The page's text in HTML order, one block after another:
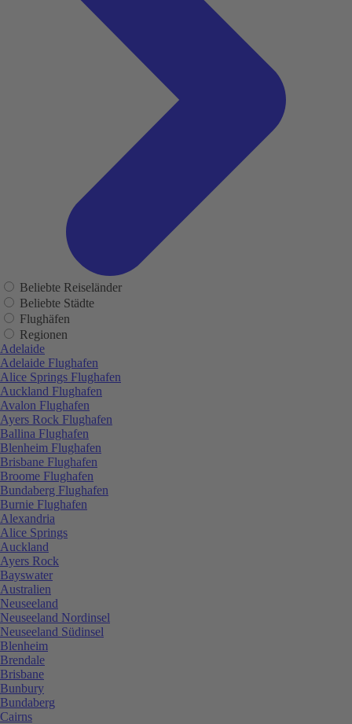
Beliebte Reiseländer
Beliebte Städte
Flughäfen
Regionen
Adelaide
Adelaide Flughafen
Alice Springs Flughafen
Auckland Flughafen
Avalon Flughafen
Ayers Rock Flughafen
Ballina Flughafen
Blenheim Flughafen
Brisbane Flughafen
Broome Flughafen
Bundaberg Flughafen
Burnie Flughafen
Alexandria
Alice Springs
Auckland
Ayers Rock
Bayswater
Australien
Neuseeland
Neuseeland Nordinsel
Neuseeland Südinsel
Blenheim
Brendale
Brisbane
Bunbury
Bundaberg
Cairns